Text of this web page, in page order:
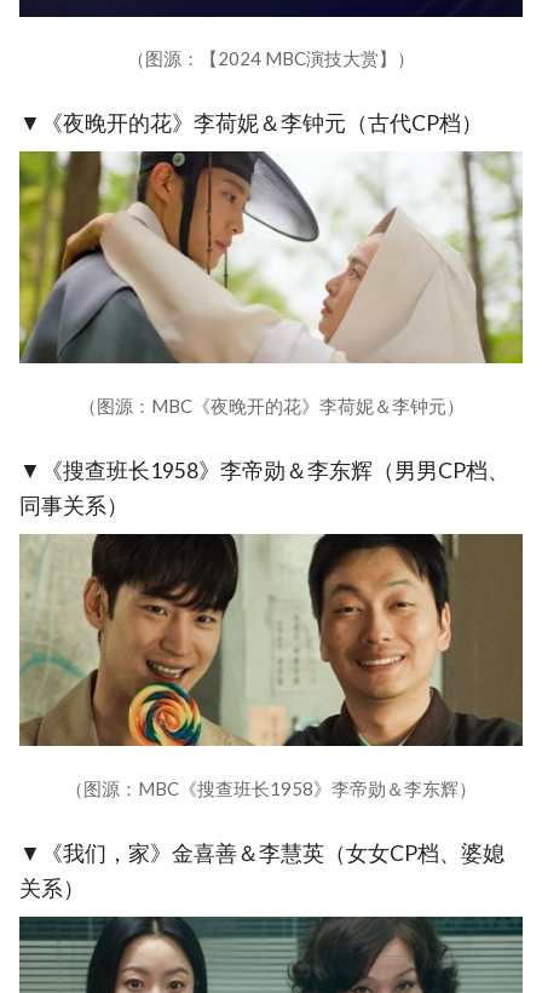
（图源：【2024 MBC演技大赏】）
▼《夜晚开的花》李荷妮＆李钟元（古代CP档）
（图源：MBC《夜晚开的花》李荷妮＆李钟元）
▼《搜查班长1958》李帝勋＆李东辉（男男CP档、
同事关系）
（图源：MBC《搜查班长1958》李帝勋＆李东辉）
▼《我们，家》金喜善＆李慧英（女女CP档、婆媳
关系）